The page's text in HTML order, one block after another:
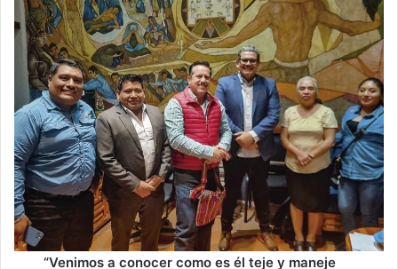
“Venimos a conocer como es él teje y maneje